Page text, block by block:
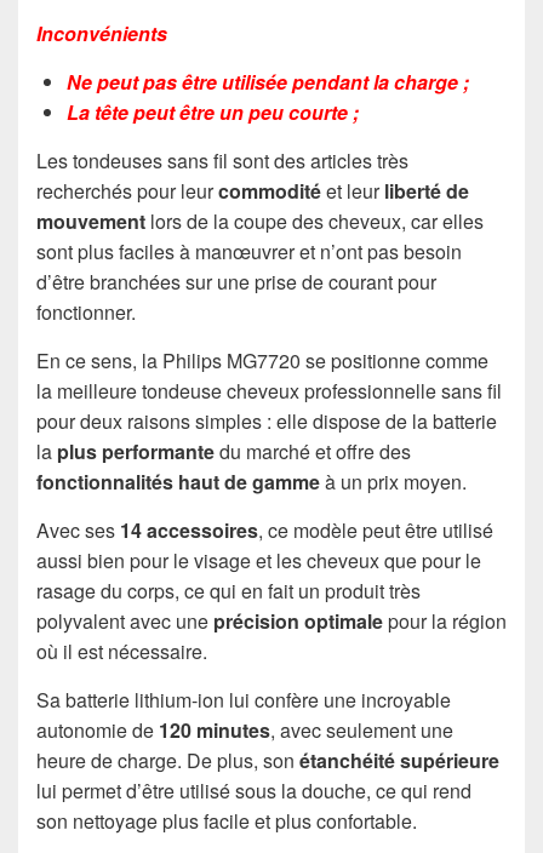
Inconvénients
Ne peut pas être utilisée pendant la charge ;
La tête peut être un peu courte ;
Les tondeuses sans fil sont des articles très
recherchés pour leurcommoditéet leurliberté de
mouvement lors de la coupe des cheveux, car elles
sont plus faciles à manœuvrer et n’ont pas besoin
d’être branchées sur une prise de courant pour
fonctionner.
En ce sens, la Philips MG7720 se positionne comme
la meilleure tondeuse cheveux professionnelle sans fil
pour deux raisons simples : elle dispose de la batterie
la plus performantedu marché et offre des
fonctionnalités haut de gammeà un prix moyen.
Avec ses 14 accessoires, ce modèle peut être utilisé
aussi bien pour le visage et les cheveux que pour le
rasage du corps, ce qui en fait un produit très
polyvalent avec une précision optimalepour la région
où il est nécessaire.
Sa batterie lithium-ion lui confère une incroyable
autonomie de 120 minutes, avec seulement une
heure de charge. De plus, son étanchéité supérieure
lui permet d’être utilisé sous la douche, ce qui rend
son nettoyage plus facile et plus confortable.